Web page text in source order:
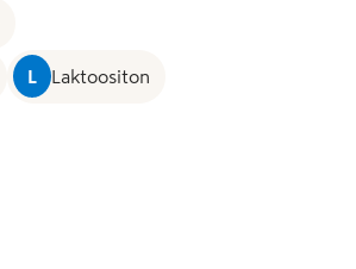
L Laktoositon